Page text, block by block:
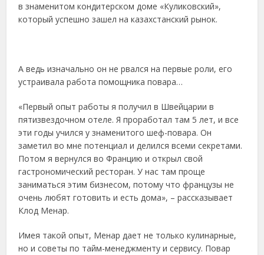
в знаменитом кондитерском доме «Куликовский»,
который успешно зашел на казахстанский рынок.
А ведь изначально он не рвался на первые роли, его
устраивала работа помощника повара…
«Первый опыт работы я получил в Швейцарии в
пятизвездочном отеле. Я проработал там 5 лет, и все
эти годы учился у знаменитого шеф-повара. Он
заметил во мне потенциал и делился всеми секретами.
Потом я вернулся во Францию и открыл свой
гастрономический ресторан. У нас там проще
заниматься этим бизнесом, потому что французы не
очень любят готовить и есть дома», – рассказывает
Клод Менар.
Имея такой опыт, Менар дает не только кулинарные,
но и советы по тайм-менеджменту и сервису. Повар